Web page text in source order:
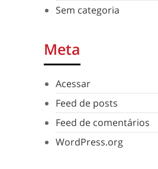
Sem categoria
Meta
Acessar
Feed de posts
Feed de comentários
WordPress.org